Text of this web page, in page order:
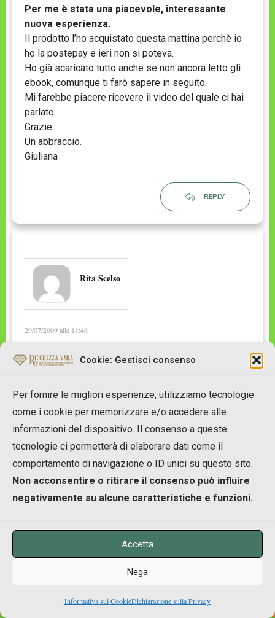
Cookie: Gestisci consenso
Per fornire le migliori esperienze, utilizziamo tecnologie
come i cookie per memorizzare e/o accedere alle
informazioni del dispositivo. Il consenso a queste
tecnologie ci permetterà di elaborare dati come il
comportamento di navigazione o ID unici su questo sito.
Non acconsentire o ritirare il consenso può influire
negativamente su alcune caratteristiche e funzioni.
Accetta
Nega
Informativa sui CookieDichiarazione sulla Privacy
Per me è stata una piacevole, interessante
nuova esperienza.
Il prodotto l’ho acquistato questa mattina perchè io
ho la postepay e ieri non si poteva.
Ho già scaricato tutto anche se non ancora letto gli
ebook, comunque ti farò sapere in seguito.
Mi farebbe piacere ricevere il video del quale ci hai
parlato.
Grazie.
Un abbraccio.
Giuliana
REPLY
Rita Scelso
29/07/2009 alle 11:46
Ciao Josè bella la conferenza di ieri sera non vedo
anche se fino ad ora non ho ricevuto nulla (strano di
solito appena effettui il pagamento tramite postepay
e ricevi la coferma dell pagamento ricevi subito il
materiale, ti prego controlla che sono curiosa di
parliamo ciao da rita